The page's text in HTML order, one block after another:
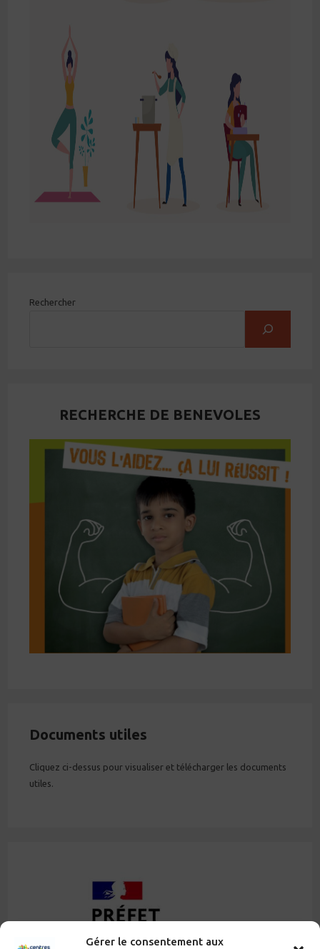
Gérer le consentement aux
Rechercher
RECHERCHE DE BENEVOLES
Documents utiles
Cliquez ci-dessus pour visualiser et télécharger les documents
utiles.